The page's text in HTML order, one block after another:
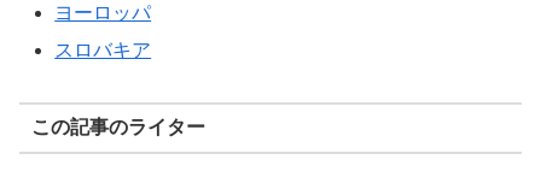
ヨーロッパ
スロバキア
この記事のライター